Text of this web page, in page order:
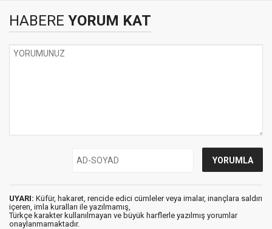
HABERE YORUM KAT
UYARI: Küfür, hakaret, rencide edici cümleler veya imalar, inançlara saldırı
içeren, imla kuralları ile yazılmamış,
Türkçe karakter kullanılmayan ve büyük harflerle yazılmış yorumlar
onaylanmamaktadır.